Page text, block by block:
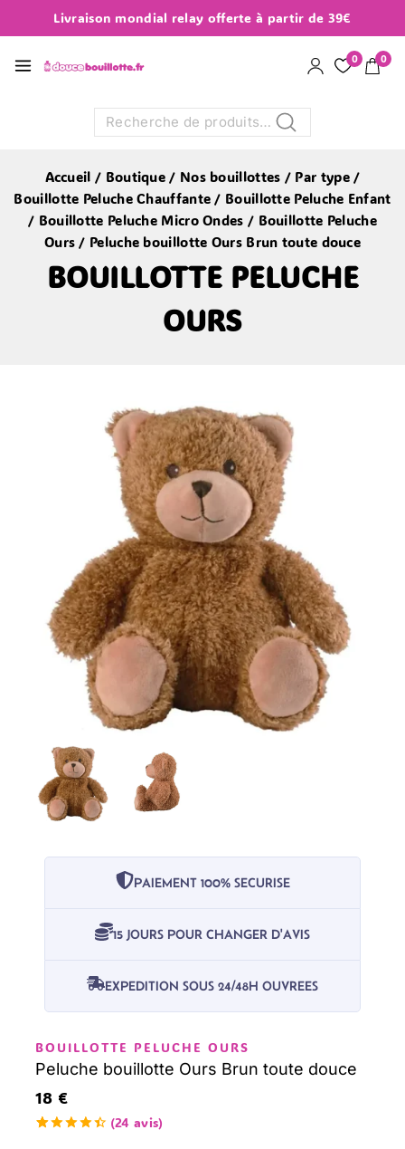
Livraison mondial relay offerte à partir de 39€
0 0
Recherche
Accueil / Boutique / Nos bouillottes / Par type /
Bouillotte Peluche Chauffante / Bouillotte Peluche Enfant
/ Bouillotte Peluche Micro Ondes / Bouillotte Peluche
Ours / Peluche bouillotte Ours Brun toute douce
BOUILLOTTE PELUCHE
OURS
PAIEMENT 100% SECURISE
15 JOURS POUR CHANGER D'AVIS
EXPEDITION SOUS 24/48H OUVREES
BOUILLOTTE PELUCHE OURS
Peluche bouillotte Ours Brun toute douce
(24 avis)
18 €